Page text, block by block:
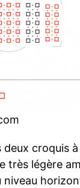
deux croquis
très légère
niveau